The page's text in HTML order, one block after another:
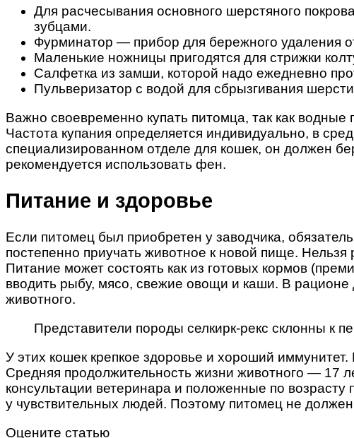
Для расчесывания основного шерстяного
зубцами.
Фурминатор — прибор для бережного удаления
Маленькие ножницы пригодятся для стрижки
Салфетка из замши, которой надо ежедневно
Пульверизатор с водой для сбрызгивания
Важно своевременно купать питомца, так как
Частота купания определяется индивидуально, в
специализированном отделе для кошек, он должен
рекомендуется использовать фен.
Питание и здоровье
Если питомец был приобретен у заводчика,
постепенно приучать животное к новой пище.
Питание может состоять как из готовых кормов
вводить рыбу, мясо, свежие овощи и каши. В
животного.
Представители породы селкирк-рекс склонны к
У этих кошек крепкое здоровье и хороший
Средняя продолжительность жизни животного — 17
консультации ветеринара и положенные по
у чувствительных людей. Поэтому питомец не
Оцените статью